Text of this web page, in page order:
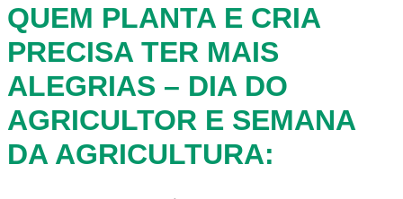
QUEM PLANTA E CRIA
PRECISA TER MAIS
ALEGRIAS – DIA DO
AGRICULTOR E SEMANA
DA AGRICULTURA: